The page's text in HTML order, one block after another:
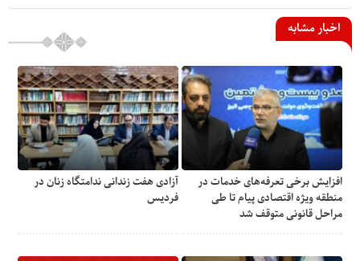
اخبار مشابه
افزایش برخی تعرفه‌های خدمات در
منطقه ویژه اقتصادی پیام تا طی
مراحل قانونی متوقف شد
آزادی هفت زندانی ندامتگاه زنان در
فردیس